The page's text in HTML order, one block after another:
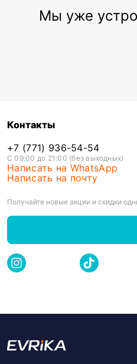
Мы уже
Контакты
+7 (771) 936-54-54
С 09:00 до 21:00 (без выходных)
Написать на WhatsApp
Написать на почту
Получайте новые акции и скидки